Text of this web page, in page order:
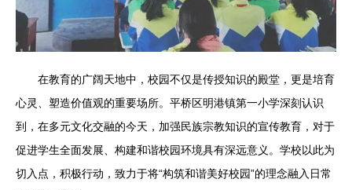
在教育的广阔天地中，校园不仅是传授知识的殿堂，更是培育
心灵、塑造价值观的重要场所。平桥区明港镇第一小学深刻认识
到，在多元文化交融的今天，加强民族宗教知识的宣传教育，对于
促进学生全面发展、构建和谐校园环境具有深远意义。学校以此为
切入点，积极行动，致力于将“构筑和谐美好校园”的理念融入日常